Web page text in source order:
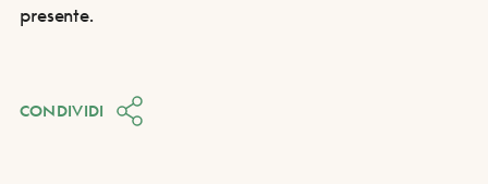
presente.
CONDIVIDI